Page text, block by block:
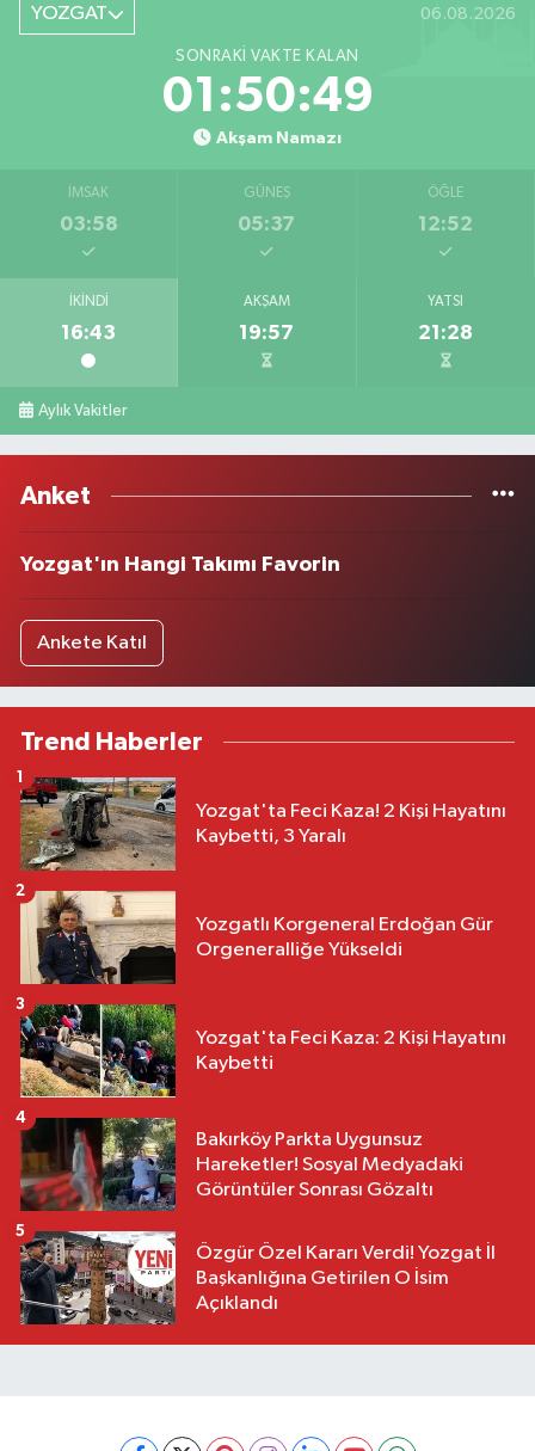
YOZGAT 06.08.2026
SONRAKI VAKTE KALAN
01:50:49
Akşam Namazı
İMSAK
03:58
GÜNEŞ
05:37
ÖĞLE
12:52
İKINDI
16:43
AKŞAM
19:57
YATSI
21:28
Aylık Vakitler
Anket
Yozgat'ın Hangi Takımı Favorin
Ankete Katıl
Trend Haberler
Yozgat'ta Feci Kaza! 2 Kişi Hayatını
Kaybetti, 3 Yaralı
1
Yozgatlı Korgeneral Erdoğan Gür
Orgeneralliğe Yükseldi
2
Yozgat'ta Feci Kaza: 2 Kişi Hayatını
Kaybetti
3
Bakırköy Parkta Uygunsuz
Hareketler! Sosyal Medyadaki
Görüntüler Sonrası Gözaltı
4
Özgür Özel Kararı Verdi! Yozgat İl
Başkanlığına Getirilen O İsim
Açıklandı
5